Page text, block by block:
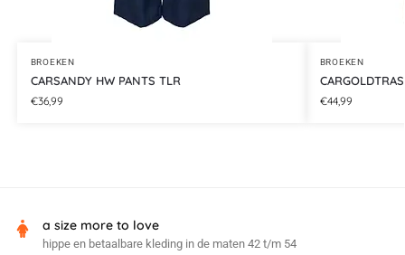
BROEKEN
CARSANDY HW PANTS TLR
€36,99
BROEKEN
€44,99
a size more to love
hippe en betaalbare kleding in de maten 42 t/m 54